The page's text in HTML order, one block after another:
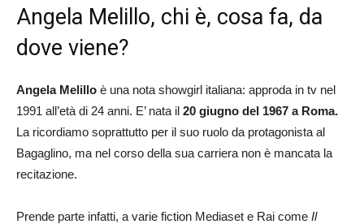
Angela Melillo, chi è, cosa fa, da
dove viene?
Angela Melillo è una nota showgirl italiana: approda in tv nel
1991 all’età di 24 anni. E’ nata il 20 giugno del 1967 a Roma.
La ricordiamo soprattutto per il suo ruolo da protagonista al
Bagaglino, ma nel corso della sua carriera non è mancata la
recitazione.
Prende parte infatti, a varie fiction Mediaset e Rai come Il